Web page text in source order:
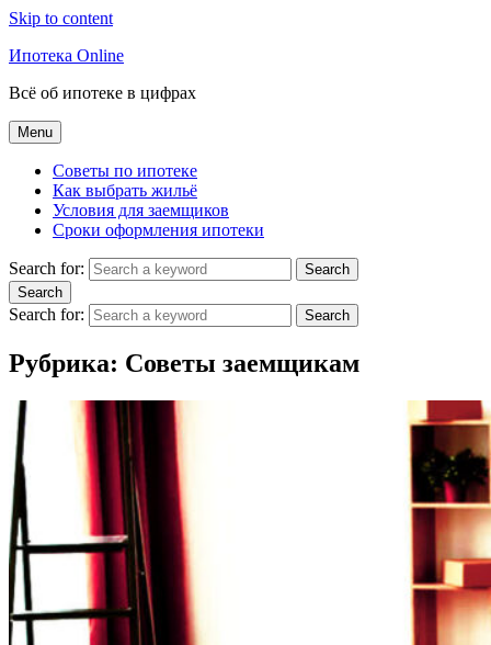
Skip to content
Ипотека Online
Всё об ипотеке в цифрах
Menu
Советы по ипотеке
Как выбрать жильё
Условия для заемщиков
Сроки оформления ипотеки
Search for:
Search
Search
Search for: Search
Рубрика: Советы заемщикам